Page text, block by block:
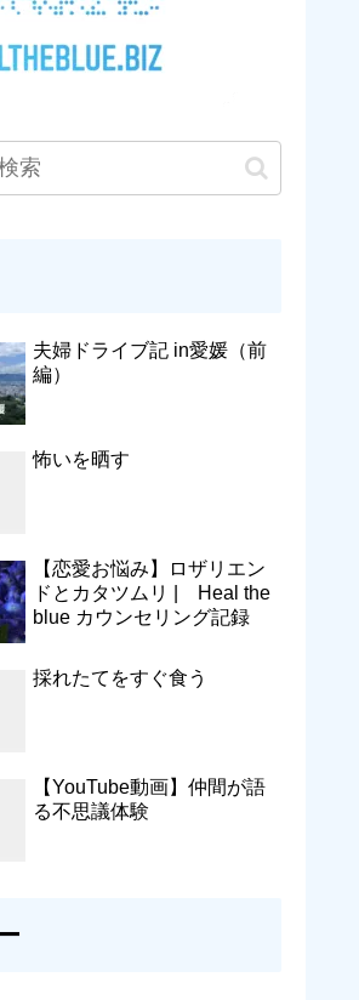
夫婦ドライブ記 in愛媛（前
編）
怖いを晒す
【恋愛お悩み】ロザリエン
ドとカタツムリ | Heal the
blue カウンセリング記録
採れたてをすぐ食う
【YouTube動画】仲間が語
る不思議体験